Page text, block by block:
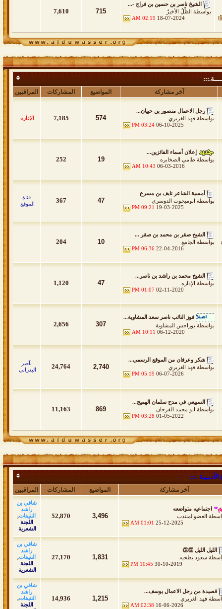
الشيخ ناصر بن حسين بن فراج -...
بواسطة الظِّلُ الأخيرْ
18-07-2024
02:19 AM
715
7,610
آخر مشاركة المواضيع المشاركات المراقبين
خاص باللقاءات والمواضيع الخاصة والتغطيات بموقع الدواسر الرسمي والتي تنشر
رجل الاعمال منصور بن حبيان...
بواسطة فهد الغريري
06-10-2025
03:24 PM
574
7,185 الإداره
إعلان أسماء الفائزين...
بواسطة طامي الصخابره
06-03-2016
10:43 AM
19
252
أمسية الشاعر نايف بن مسرع
بواسطة ابومبخوت الدوسري
19-03-2025
09:21 PM
47
367
قناة
الموقع
الشيخ صقر بن محمد بن صقر ...
بواسطة الجامع
22-04-2016
06:36 PM
10
204
الشيخ محمد بن راشد بن ناصر...
بواسطة الإداره
02-11-2020
01:07 PM
47
1,120
فوز النائب ناصر سعد المشاوية...
بواسطة بوراجس المشاوية
06-12-2020
10:11 AM
307
2,656
شكر وعرفان من الموقع الرسمي...
بواسطة فهد الغريري
06-07-2026
05:19 PM
2,740
24,764
نآصر
البدراني
السبيعي في مدح سلمان الهميج...
بواسطة ابو محمد الفرجان
01-05-2022
03:28 PM
869
11,163
.:::
آخر مشاركة المواضيع المشاركات المراقبين
اجتماعيه متواضعه
العضوالمنتدب
25-12-2025
01:01 AM
3,496
52,870
شافي بن
راشد
النتيفات,
اللجنة
الشعرية
الليل الليل 👏👏
سعود بطحيه
30-10-2019
10:45 PM
1,831
27,170
شافي بن
راشد
النتيفات,
اللجنة
الشعرية
قصيدة من رجل الاعمال يوسف...
فهد الغريري
16-06-2026
02:38 AM
1,215
14,936
شافي بن
راشد
النتيفات,
اللجنة